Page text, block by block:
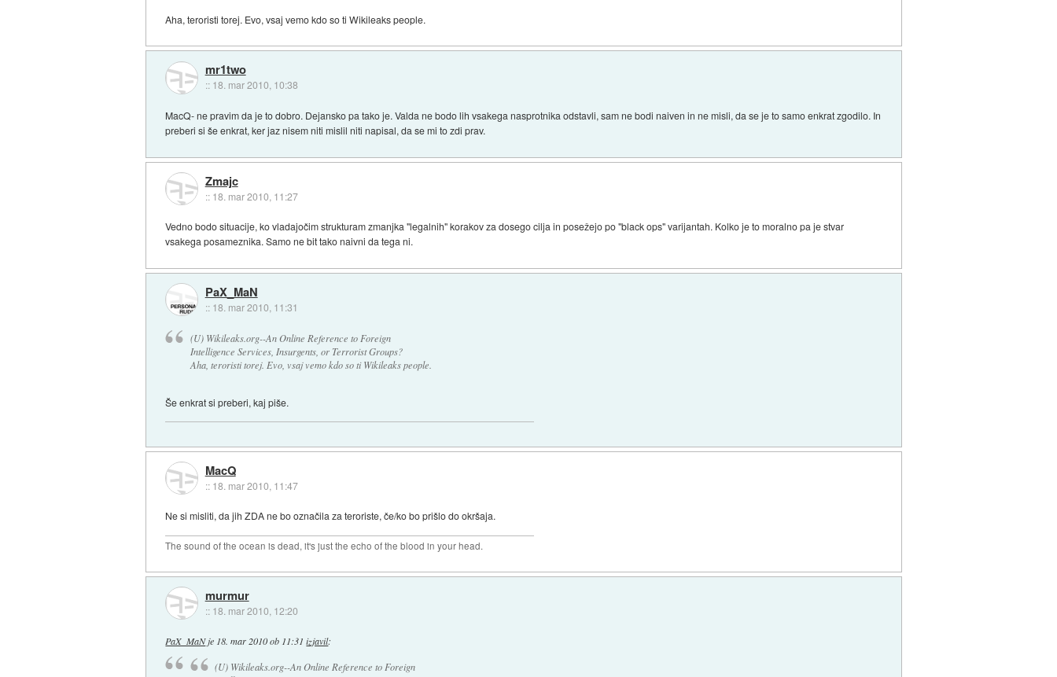
Aha, teroristi torej. Evo, vsaj vemo kdo so ti Wikileaks people.
mr1two
:: 18. mar 2010, 10:38
MacQ- ne pravim da je to dobro. Dejansko pa tako je. Valda ne bodo lih vsakega nasprotnika odstavli, sam ne bodi naiven in ne misli, da se je to samo enkrat zgodilo. In
preberi si še enkrat, ker jaz nisem niti mislil niti napisal, da se mi to zdi prav.
Zmajc
:: 18. mar 2010, 11:27
Vedno bodo situacije, ko vladajočim strukturam zmanjka "legalnih" korakov za dosego cilja in posežejo po "black ops" varijantah. Kolko je to moralno pa je stvar
vsakega posameznika. Samo ne bit tako naivni da tega ni.
PaX_MaN
:: 18. mar 2010, 11:31
(U) Wikileaks.org--An Online Reference to Foreign
Intelligence Services, Insurgents, or Terrorist Groups?
Aha, teroristi torej. Evo, vsaj vemo kdo so ti Wikileaks people.
Še enkrat si preberi, kaj piše.
MacQ
:: 18. mar 2010, 11:47
Ne si misliti, da jih ZDA ne bo označila za teroriste, če/ko bo prišlo do okršaja.
The sound of the ocean is dead, it's just the echo of the blood in your head.
murmur
:: 18. mar 2010, 12:20
PaX_MaNje 18. mar 2010 ob 11:31 izjavil:
(U) Wikileaks.org--An Online Reference to Foreign